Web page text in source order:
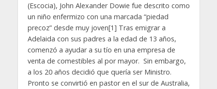
(Escocia), John Alexander Dowie fue descrito como
un niño enfermizo con una marcada “piedad
precoz” desde muy joven[1] Tras emigrar a
Adelaida con sus padres a la edad de 13 años,
comenzó a ayudar a su tío en una empresa de
venta de comestibles al por mayor. Sin embargo,
a los 20 años decidió que quería ser Ministro.
Pronto se convirtió en pastor en el sur de Australia,